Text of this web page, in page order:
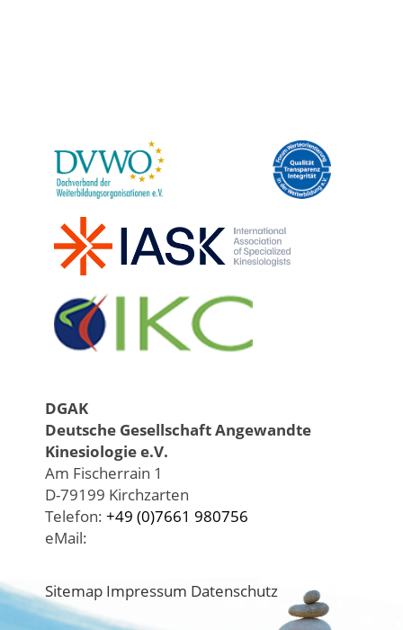
DGAK
Deutsche Gesellschaft Angewandte
Kinesiologie e.V.
Am Fischerrain 1
D-79199 Kirchzarten
Telefon: +49 (0)7661 980756
eMail:
Sitemap Impressum Datenschutz